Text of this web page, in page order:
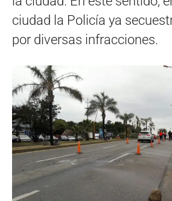
ciudad la Policía ya
por diversas infracciones.